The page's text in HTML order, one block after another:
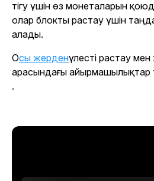
тігу үшін өз монеталарын
олар блокты растау үшін
алады.
Осы жерденүлесті растау
арасындағы айырмашылықтар
.